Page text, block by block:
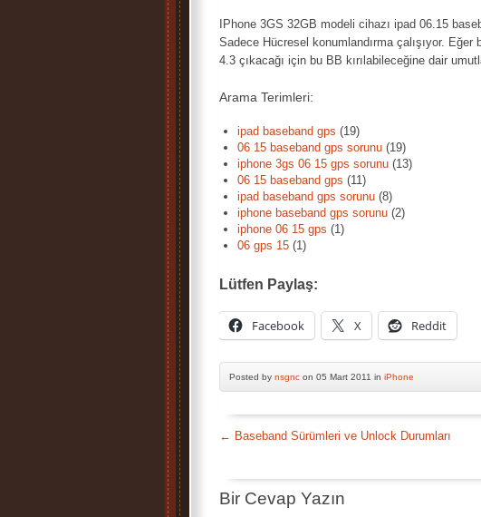
IPhone 3GS 32GB modeli cihazı ipad 06.15
Sadece Hücresel konumlandırma çalışıyor.
4.3 çıkacağı için bu BB kırılabileceğine dair
Arama Terimleri:
ipad baseband gps (19)
06 15 baseband gps sorunu (19)
iphone 3gs 06 15 gps sorunu (13)
06 15 baseband gps (11)
ipad baseband gps sorunu (8)
iphone baseband gps sorunu (2)
iphone 06 15 gps (1)
06 gps 15 (1)
Lütfen Paylaş:
Facebook X Reddit
Posted by nsgnc on 05 Mart 2011 in iPhone
← Baseband Sürümleri ve Unlock Durumları
Bir Cevap Yazın